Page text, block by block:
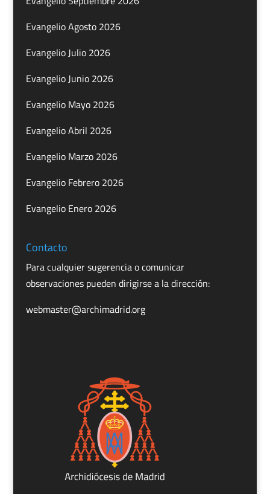
Evangelio Agosto 2026
Evangelio Julio 2026
Evangelio Junio 2026
Evangelio Mayo 2026
Evangelio Abril 2026
Evangelio Marzo 2026
Evangelio Febrero 2026
Evangelio Enero 2026
Contacto
Para cualquier sugerencia o comunicar
observaciones pueden dirigirse a la dirección:
webmaster@archimadrid.org